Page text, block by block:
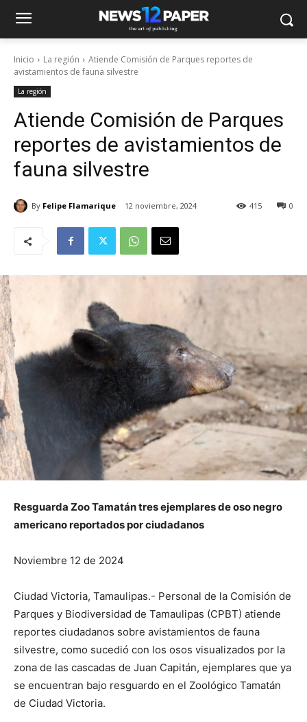
Inicio La región
Atiende Comisión de Parques reportes de
avistamientos de fauna silvestre
La región
Atiende Comisión de Parques
reportes de avistamientos de
fauna silvestre
By Felipe Flamarique 12 noviembre, 2024 0
415
Resguarda Zoo Tamatán tres ejemplares de oso negro
americano reportados por ciudadanos
Noviembre 12 de 2024
Ciudad Victoria, Tamaulipas.- Personal de la Comisión de
Parques y Biodiversidad de Tamaulipas (CPBT) atiende
reportes ciudadanos sobre avistamientos de fauna
silvestre, como sucedió con los osos visualizados por la
zona de las cascadas de Juan Capitán, ejemplares que ya
se encuentran bajo resguardo en el Zoológico Tamatán
de Ciudad Victoria.